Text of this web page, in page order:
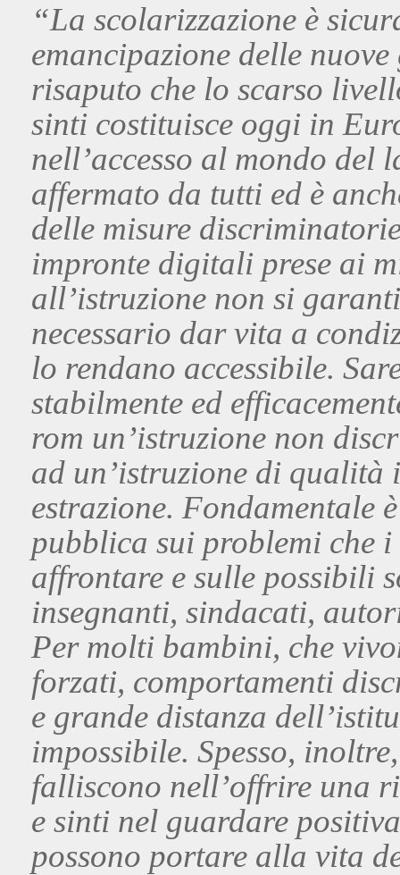
“La scolarizzazione è
emancipazione delle
risaputo che lo scarso
sinti costituisce oggi in
nell’accesso al mondo del
affermato da tutti ed è
delle misure
impronte digitali prese ai
all’istruzione non si
necessario dar vita a
lo rendano accessibile.
stabilmente ed
rom un’istruzione non
ad un’istruzione di qualità
estrazione. Fondamentale
pubblica sui problemi che
affrontare e sulle possibili
insegnanti, sindacati,
Per molti bambini, che
forzati, comportamenti
e grande distanza
impossibile. Spesso,
falliscono nell’offrire una
e sinti nel guardare
possono portare alla vita